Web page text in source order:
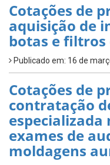
Cotações de
aquisição de
botas e filtros
Publicado em: 16 de
Cotações de
contratação
especializada
exames de
moldagens